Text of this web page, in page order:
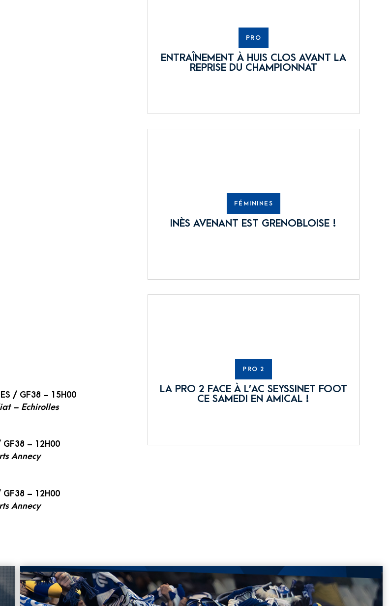
/ GF38 – 15H00
– Echirolles
GF38 – 12H00
Annecy
GF38 – 12H00
Annecy
PRO
ENTRAÎNEMENT À HUIS CLOS AVANT LA
REPRISE DU CHAMPIONNAT
FÉMININES
INÈS AVENANT EST GRENOBLOISE !
PRO 2
LA PRO 2 FACE À L’AC SEYSSINET FOOT
CE SAMEDI EN AMICAL !